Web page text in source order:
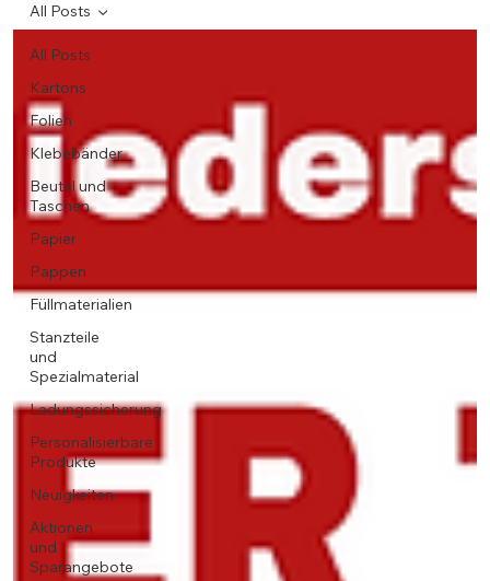
All Posts
Kartons
Folien
Klebebänder
Beutel und
Taschen
Papier
Pappen
Füllmaterialien
Stanzteile
und
Spezialmaterial
Ladungssicherung
Personalisierbare
Produkte
Neuigkeiten
Aktionen
und
Sparangebote
All Posts